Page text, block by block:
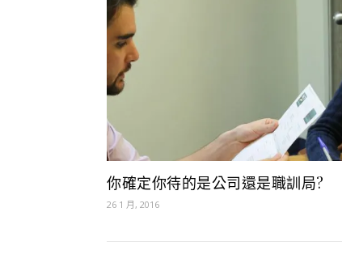
你確定你待的是公司還是職訓局?
26 1 月, 2016